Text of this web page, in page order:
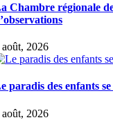
Chambre régionale
août, 2026
paradis des enfants
août, 2026